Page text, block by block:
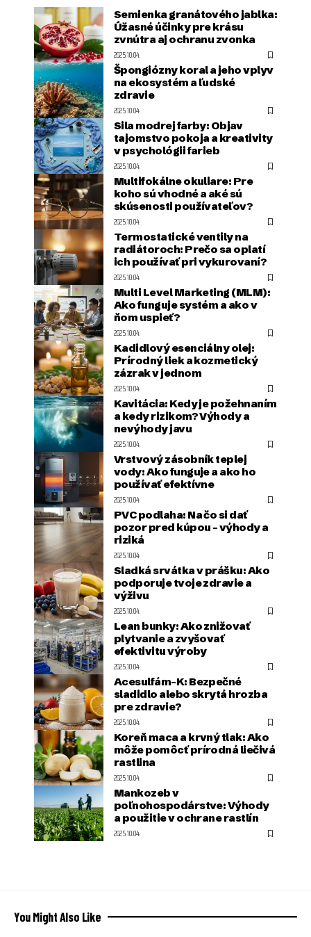
Semienka granátového jablka:
Úžasné účinky pre krásu
zvnútra aj ochranu zvonka
2025.10.04.
Špongiózny koral a jeho vplyv
na ekosystém a ľudské
zdravie
2025.10.04.
Sila modrej farby: Objav
tajomstvo pokoja a kreativity
v psychológii farieb
2025.10.04.
Multifokálne okuliare: Pre
koho sú vhodné a aké sú
skúsenosti používateľov?
2025.10.04.
Termostatické ventily na
radiátoroch: Prečo sa oplatí
ich používať pri vykurovaní?
2025.10.04.
Multi Level Marketing (MLM):
Ako funguje systém a ako v
ňom uspieť?
2025.10.04.
Kadidlový esenciálny olej:
Prírodný liek a kozmetický
zázrak v jednom
2025.10.04.
Kavitácia: Kedy je požehnaním
a kedy rizikom? Výhody a
nevýhody javu
2025.10.04.
Vrstvový zásobník teplej
vody: Ako funguje a ako ho
používať efektívne
2025.10.04.
PVC podlaha: Na čo si dať
pozor pred kúpou – výhody a
riziká
2025.10.04.
Sladká srvátka v prášku: Ako
podporuje tvoje zdravie a
výživu
2025.10.04.
Lean bunky: Ako znižovať
plytvanie a zvyšovať
efektivitu výroby
2025.10.04.
Acesulfám-K: Bezpečné
sladidlo alebo skrytá hrozba
pre zdravie?
2025.10.04.
Koreň maca a krvný tlak: Ako
môže pomôcť prírodná liečivá
rastlina
2025.10.04.
Mankozeb v
poľnohospodárstve: Výhody
a použitie v ochrane rastlín
2025.10.04.
You Might Also Like